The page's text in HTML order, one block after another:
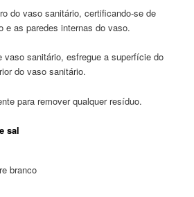
do vaso sanitário, certificando-se de
e as paredes internas do vaso.
vaso sanitário, esfregue a superfície do
do vaso sanitário.
para remover qualquer resíduo.
sal
branco